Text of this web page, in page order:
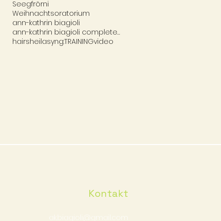
Seegfrörni
Weihnachtsoratorium
ann-kathrin biagioli
ann-kathrin biagioli complete vocal technique
hairsheilasyng:TRAININGvideo
Kontakt
ak.biagioli@gmail.com